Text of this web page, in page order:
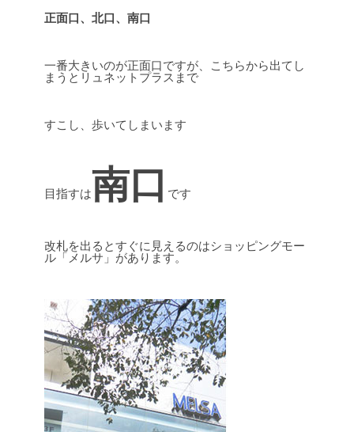
正面口、北口、南口
一番大きいのが正面口ですが、こちらから出てし
まうとリュネットプラスまで
すこし、歩いてしまいます
目指すは南口 です
改札を出るとすぐに見えるのはショッピングモー
ル「メルサ」があります。